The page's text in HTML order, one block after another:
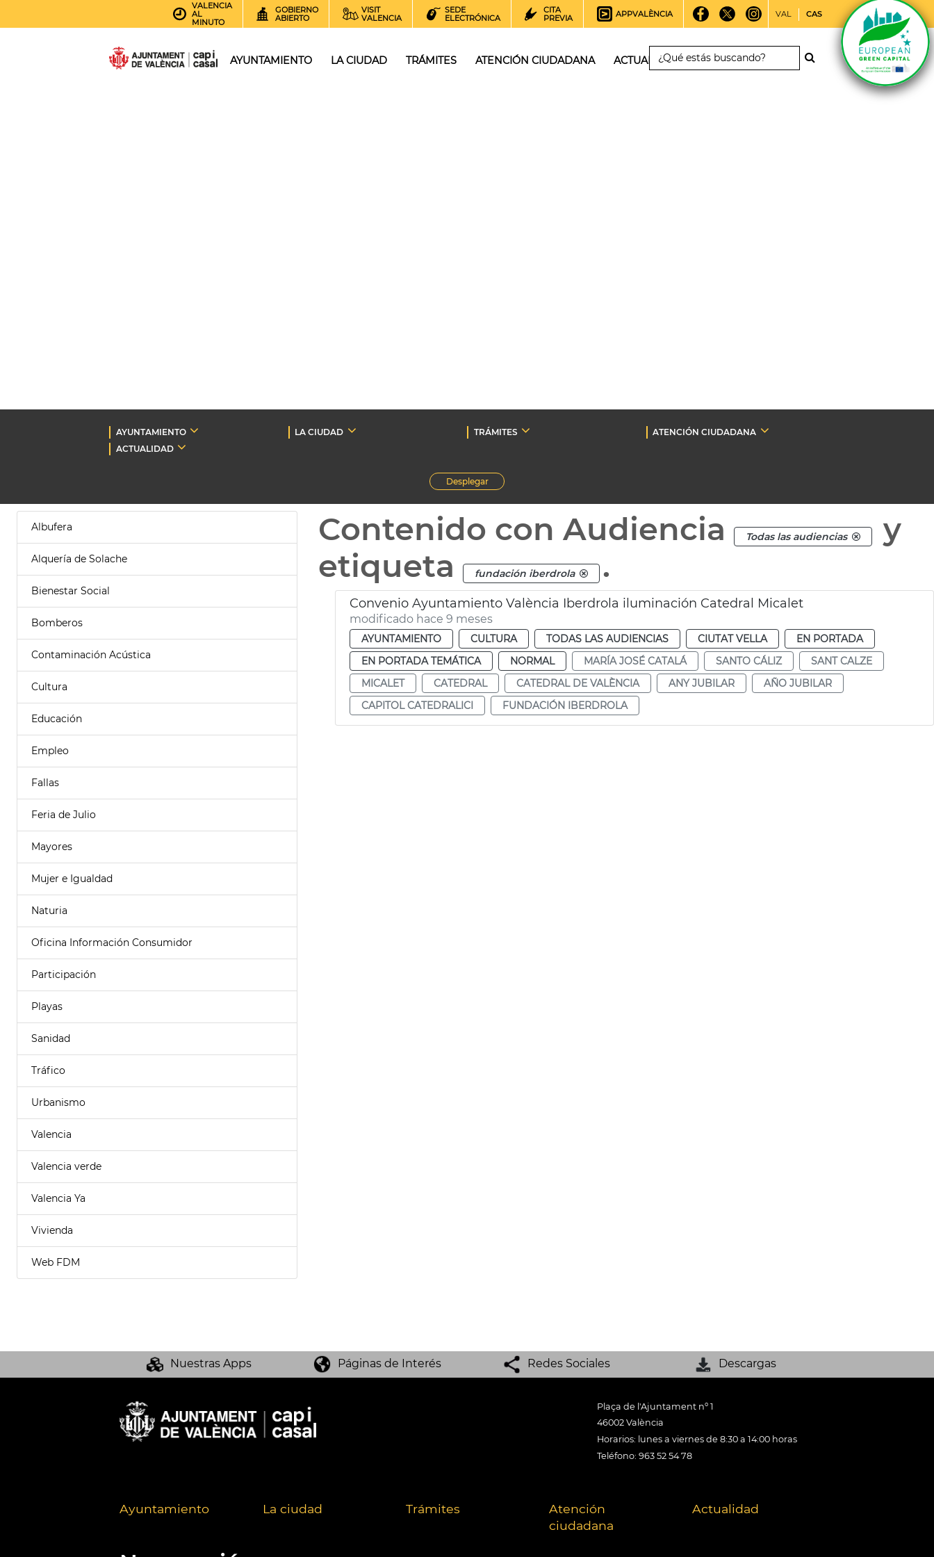
VALENCIA
AL
MINUTO
GOBIERNO
ABIERTO
VISIT
VALENCIA
SEDE
ELECTRÓNICA
CITA
PREVIA
APPVALÈNCIA VAL CAS
AYUNTAMIENTO LA CIUDAD TRÁMITES ATENCIÓN CIUDADANA ACTUALIDAD
AYUNTAMIENTO LA CIUDAD TRÁMITES
ATENCIÓN CIUDADANA
ACTUALIDAD
Desplegar
Albufera
Alquería de Solache
Bienestar Social
Bomberos
Contaminación Acústica
Cultura
Educación
Empleo
Fallas
Feria de Julio
Mayores
Mujer e Igualdad
Naturia
Oficina Información Consumidor
Participación
Playas
Sanidad
Tráfico
Urbanismo
Valencia
Valencia verde
Valencia Ya
Vivienda
Web FDM
Contenido con Audiencia Todas las audiencias
y
etiqueta
fundación iberdrola .
Convenio Ayuntamiento València Iberdrola iluminación Catedral Micalet
modificado hace 9 meses
AYUNTAMIENTO CULTURA TODAS LAS AUDIENCIAS CIUTAT VELLA
EN PORTADA
EN PORTADA TEMÁTICA
NORMAL MARÍA JOSÉ CATALÁ SANTO CÁLIZ
SANT CALZE
MICALET
CATEDRAL CATEDRAL DE VALÈNCIA ANY JUBILAR
AÑO JUBILAR
CAPITOL CATEDRALICI
FUNDACIÓN IBERDROLA
Nuestras Apps Páginas de Interés Redes Sociales Descargas
Plaça de l'Ajuntament nº 1
46002 València
Horarios: lunes a viernes de 8:30 a 14:00 horas
Teléfono: 963 52 54 78
Ayuntamiento La ciudad Trámites
Atención
ciudadana
Actualidad